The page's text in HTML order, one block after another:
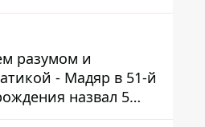
в усилении
разумом и
- Мадяр в 51-й
назвал 5
поражения РФ